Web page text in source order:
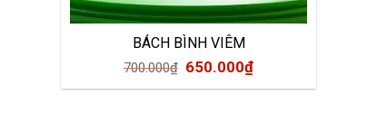
BÁCH BÌNH VIÊM
700.000₫ 650.000₫